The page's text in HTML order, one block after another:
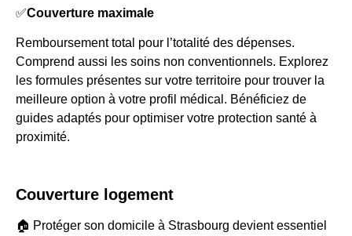
✅Couverture maximale
Remboursement total pour l’totalité des dépenses.
Comprend aussi les soins non conventionnels. Explorez
les formules présentes sur votre territoire pour trouver la
meilleure option à votre profil médical. Bénéficiez de
guides adaptés pour optimiser votre protection santé à
proximité.
Couverture logement
🏠 Protéger son domicile à Strasbourg devient essentiel